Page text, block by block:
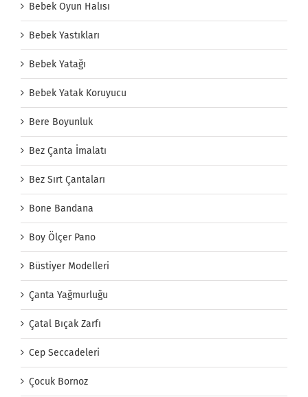
Bebek Oyun Halısı
Bebek Yastıkları
Bebek Yatağı
Bebek Yatak Koruyucu
Bere Boyunluk
Bez Çanta İmalatı
Bez Sırt Çantaları
Bone Bandana
Boy Ölçer Pano
Büstiyer Modelleri
Çanta Yağmurluğu
Çatal Bıçak Zarfı
Cep Seccadeleri
Çocuk Bornoz